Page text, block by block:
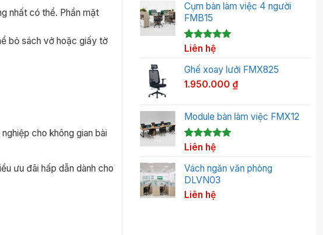
nhất có thể. Phần mặt
bỏ sách vở hoặc giấy tờ
cho không gian bài
ưu đãi hấp dẫn dành cho
Cụm bàn làm việc 4 người
FMB15
5.00trên 5
dựa trên
1
đánh giá
Liên hệ
Ghế xoay lưới FMX825
1.950.000₫
Module bàn làm việc FMX12
5.00trên 5
dựa trên
1
đánh giá
Liên hệ
Vách ngăn văn phòng
DLVN03
Liên hệ